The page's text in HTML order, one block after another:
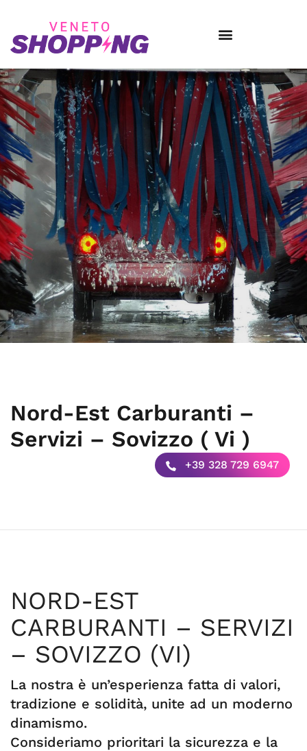
Nord-Est Carburanti –
Servizi – Sovizzo ( Vi )
+39 328 729 6947
NORD-EST
CARBURANTI – SERVIZI
– SOVIZZO (VI)
La nostra è un’esperienza fatta di valori,
tradizione e solidità, unite ad un moderno
dinamismo.
Consideriamo prioritari la sicurezza e la